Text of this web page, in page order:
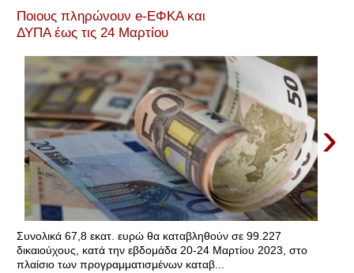
Ποιους πληρώνουν e-ΕΦΚΑ και
ΔΥΠΑ έως τις 24 Μαρτίου
›
Συνολικά 67,8 εκατ. ευρώ θα καταβληθούν σε 99.227
δικαιούχους, κατά την εβδομάδα 20-24 Μαρτίου 2023, στο
πλαίσιο των προγραμματισμένων καταβ...